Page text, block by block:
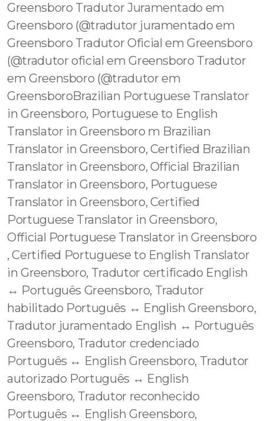
Greensboro Tradutor Juramentado em
Greensboro (@tradutor juramentado em
Greensboro Tradutor Oficial em Greensboro
(@tradutor oficial em Greensboro Tradutor
em Greensboro (@tradutor em
GreensboroBrazilian Portuguese Translator
in Greensboro, Portuguese to English
Translator in Greensboro m Brazilian
Translator in Greensboro, Certified Brazilian
Translator in Greensboro, Official Brazilian
Translator in Greensboro, Portuguese
Translator in Greensboro, Certified
Portuguese Translator in Greensboro,
Official Portuguese Translator in Greensboro
, Certified Portuguese to English Translator
in Greensboro, Tradutor certificado English
↔️ Português Greensboro, Tradutor
habilitado Português ↔️ English Greensboro,
Tradutor juramentado English ↔️ Português
Greensboro, Tradutor credenciado
Português ↔️ English Greensboro, Tradutor
autorizado Português ↔️ English
Greensboro, Tradutor reconhecido
Português ↔️ English Greensboro,